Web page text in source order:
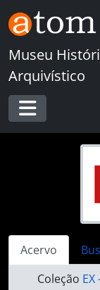
Skip to main content
Museu
Arquivístico
Toggle
Acervo
Coleção EX